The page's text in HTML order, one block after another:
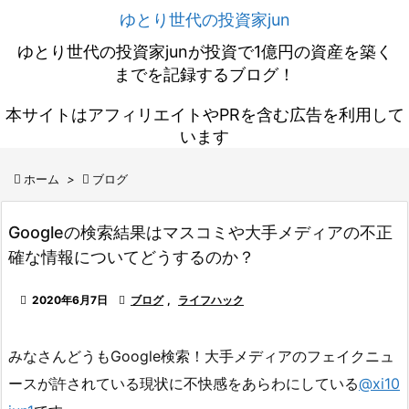
ゆとり世代の投資家jun
ゆとり世代の投資家junが投資で1億円の資産を築く
までを記録するブログ！
本サイトはアフィリエイトやPRを含む広告を利用して
います
 ホーム >  ブログ
Googleの検索結果はマスコミや大手メディアの不正
確な情報についてどうするのか？
 2020年6月7日  ブログ , ライフハック
みなさんどうもGoogle検索！大手メディアのフェイクニュ
ースが許されている現状に不快感をあらわにしている@xi10